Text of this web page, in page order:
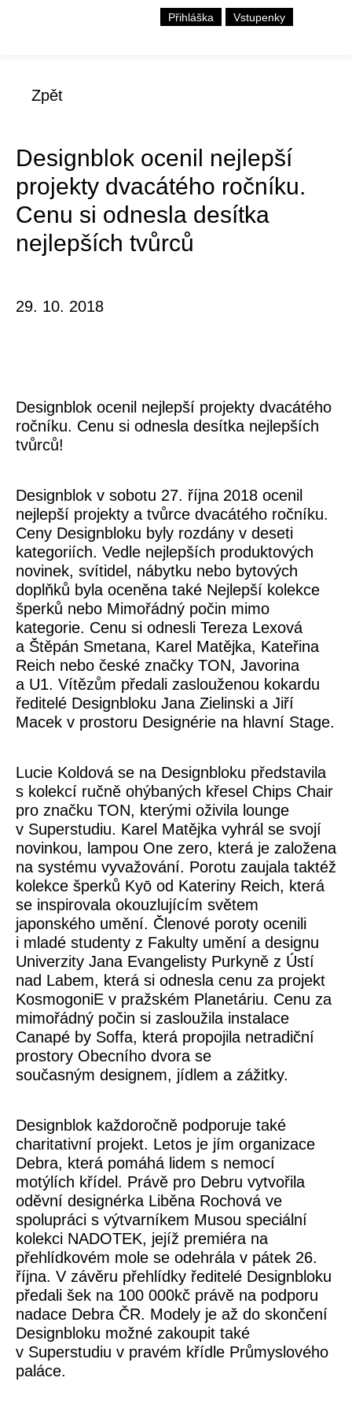
Přihláška Vstupenky
Zpět
Designblok ocenil nejlepší
projekty dvacátého ročníku.
Cenu si odnesla desítka
nejlepších tvůrců
29. 10. 2018
Designblok ocenil nejlepší projekty dvacátého
ročníku. Cenu si odnesla desítka nejlepších
tvůrců!
Designblok v sobotu 27. října 2018 ocenil
nejlepší projekty a tvůrce dvacátého ročníku.
Ceny Designbloku byly rozdány v deseti
kategoriích. Vedle nejlepších produktových
novinek, svítidel, nábytku nebo bytových
doplňků byla oceněna také Nejlepší kolekce
šperků nebo Mimořádný počin mimo
kategorie. Cenu si odnesli Tereza Lexová
a Štěpán Smetana, Karel Matějka, Kateřina
Reich nebo české značky TON, Javorina
a U1. Vítězům předali zaslouženou kokardu
ředitelé Designbloku Jana Zielinski a Jiří
Macek v prostoru Designérie na hlavní Stage.
Lucie Koldová se na Designbloku představila
s kolekcí ručně ohýbaných křesel Chips Chair
pro značku TON, kterými oživila lounge
v Superstudiu. Karel Matějka vyhrál se svojí
novinkou, lampou One zero, která je založena
na systému vyvažování. Porotu zaujala taktéž
kolekce šperků Kyō od Kateriny Reich, která
se inspirovala okouzlujícím světem
japonského umění. Členové poroty ocenili
i mladé studenty z Fakulty umění a designu
Univerzity Jana Evangelisty Purkyně z Ústí
nad Labem, která si odnesla cenu za projekt
KosmogoniE v pražském Planetáriu. Cenu za
mimořádný počin si zasloužila instalace
Canapé by Soffa, která propojila netradiční
prostory Obecního dvora se
současným designem, jídlem a zážitky.
Designblok každoročně podporuje také
charitativní projekt. Letos je jím organizace
Debra, která pomáhá lidem s nemocí
motýlích křídel. Právě pro Debru vytvořila
oděvní designérka Liběna Rochová ve
spolupráci s výtvarníkem Musou speciální
kolekci NADOTEK, jejíž premiéra na
přehlídkovém mole se odehrála v pátek 26.
října. V závěru přehlídky ředitelé Designbloku
předali šek na 100 000kč právě na podporu
nadace Debra ČR. Modely je až do skončení
Designbloku možné zakoupit také
v Superstudiu v pravém křídle Průmyslového
paláce.